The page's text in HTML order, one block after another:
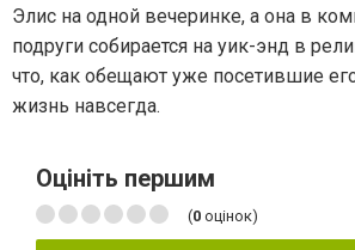
Элис на одной вечеринке, а она в
подруги собирается на уик-энд в
что, как обещают уже посетившие
жизнь навсегда.
Оцініть першим
(0 оцінок)